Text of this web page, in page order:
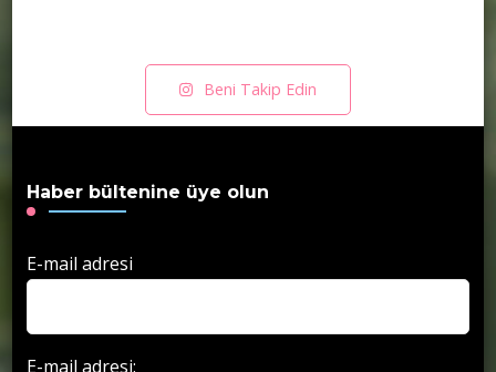
Beni Takip Edin
Haber bültenine üye olun
E-mail adresi
E-mail adresi: